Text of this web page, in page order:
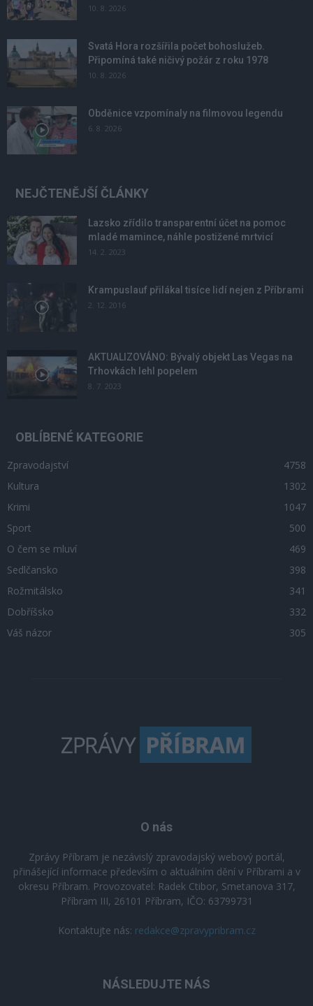
10. 8. 2026
Svatá Hora rozšířila počet bohoslužeb.
Připomíná také ničivý požár z roku 1978
10. 8. 2026
Obděnice vzpomínaly na filmovou legendu
6. 8. 2026
NEJČTENĚJŠÍ ČLÁNKY
Lazsko zřídilo transparentní účet na pomoc
mladé mamince, náhle postižené mrtvicí
14. 2. 2023
Krampuslauf přilákal tisíce lidí nejen z Příbrami
2. 12. 2016
AKTUALIZOVÁNO: Bývalý objekt Las Vegas na
Trhovkách lehl popelem
8. 7. 2023
OBLÍBENÉ KATEGORIE
Zpravodajství
4758
Kultura
1302
Krimi
1047
Sport
500
O čem se mluví
469
Sedlčansko
398
Rožmitálsko
341
Dobříšsko
332
Váš názor
305
O nás
Zprávy Příbram je nezávislý zpravodajský webový portál,
přinášející informace především o aktuálním dění v Příbrami a v
okresu Příbram. Provozovatel: Radek Ctibor, Smetanova 317,
Příbram III, 26101 Příbram, IČO: 63799731
Kontaktujte nás: redakce@zpravypribram.cz
NÁSLEDUJTE NÁS